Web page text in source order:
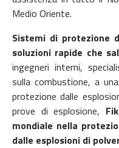
Medio Oriente.
Sistemi di protezione
soluzioni rapide che
ingegneri interni,
sulla combustione, a
protezione dalle
prove di esplosione,
mondiale nella
dalle esplosioni di